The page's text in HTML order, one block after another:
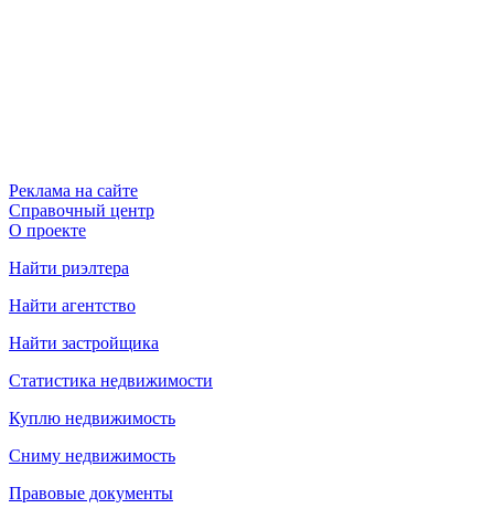
Реклама на сайте
Справочный центр
О проекте
Найти риэлтера
Найти агентство
Найти застройщика
Статистика недвижимости
Куплю недвижимость
Сниму недвижимость
Правовые документы